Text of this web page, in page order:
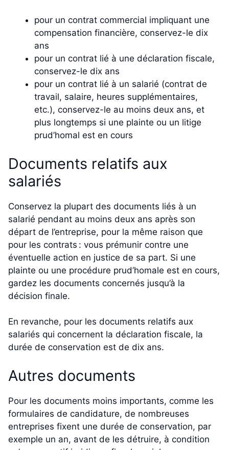
pour un contrat commercial impliquant une
compensation financière, conservez-le dix
ans
pour un contrat lié à une déclaration fiscale,
conservez-le dix ans
pour un contrat lié à un salarié (contrat de
travail, salaire, heures supplémentaires,
etc.), conservez-le au moins deux ans, et
plus longtemps si une plainte ou un litige
prud’homal est en cours
Documents relatifs aux
salariés
Conservez la plupart des documents liés à un
salarié pendant au moins deux ans après son
départ de l’entreprise, pour la même raison que
pour les contrats : vous prémunir contre une
éventuelle action en justice de sa part. Si une
plainte ou une procédure prud’homale est en cours,
gardez les documents concernés jusqu’à la
décision finale.
En revanche, pour les documents relatifs aux
salariés qui concernent la déclaration fiscale, la
durée de conservation est de dix ans.
Autres documents
Pour les documents moins importants, comme les
formulaires de candidature, de nombreuses
entreprises fixent une durée de conservation, par
exemple un an, avant de les détruire, à condition